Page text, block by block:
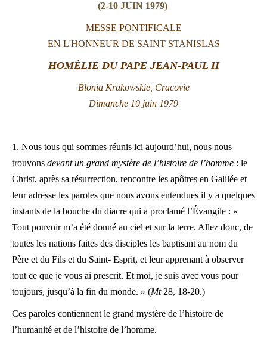
(2-10 JUIN 1979)
MESSE PONTIFICALE
EN L'HONNEUR DE SAINT STANISLAS
HOMÉLIE DU PAPE JEAN-PAUL II
Blonia Krakowskie, Cracovie
Dimanche 10 juin 1979
1. Nous tous qui sommes réunis ici aujourd’hui, nous nous
trouvons devant un grand mystère de l’histoire de l’homme : le
Christ, après sa résurrection, rencontre les apôtres en Galilée et
leur adresse les paroles que nous avons entendues il y a quelques
instants de la bouche du diacre qui a proclamé l’Évangile : «
Tout pouvoir m’a été donné au ciel et sur la terre. Allez donc, de
toutes les nations faites des disciples les baptisant au nom du
Père et du Fils et du Saint- Esprit, et leur apprenant à observer
tout ce que je vous ai prescrit. Et moi, je suis avec vous pour
toujours, jusqu’à la fin du monde. » (Mt28, 18-20.)
Ces paroles contiennent le grand mystère de l’histoire de
l’humanité et de l’histoire de l’homme.